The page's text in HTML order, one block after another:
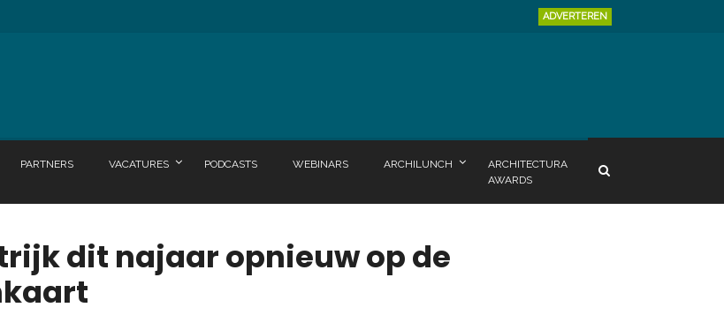
ADVERTEREN
PARTNERS VACATURES PODCASTS WEBINARS ARCHILUNCH
ARCHITECTURA
AWARDS
dit najaar opnieuw op de